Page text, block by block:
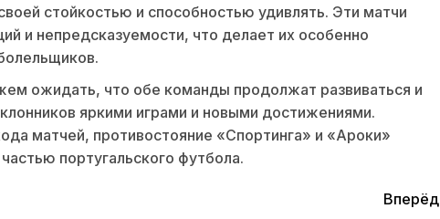
стойкостью и способностью удивлять. Эти матчи
и непредсказуемости, что делает их особенно
ожидать, что обе команды продолжат развиваться и
яркими играми и новыми достижениями.
матчей, противостояние «Спортинга» и «Ароки»
португальского футбола.
Вперёд